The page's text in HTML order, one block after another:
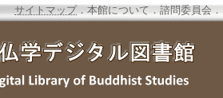
サイトマップ．本館について ． 諮問委員会 ．